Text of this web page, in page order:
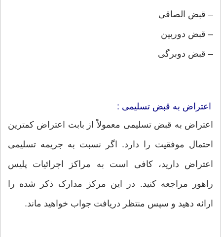
– قبض الصاقی
– قبض دوربین
– قبض دوبرگی
اعتراض به قبض تسلیمی :
اعتراض به قبض تسلیمی معمولاً از بابت اعتراض کمترین
احتمال موفقیت را دارد. اگر نسبت به جریمه تسلیمی
اعتراض دارید، کافی است به مراکز اجرائیات پلیس
راهور مراجعه کنید. در این مرکز مدارک ذکر شده را
ارائه ‌دهید و سپس منتظر دریافت جواب خواهید ماند.